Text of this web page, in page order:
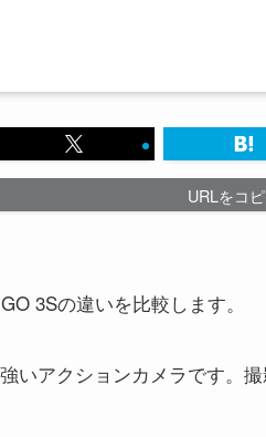
URLをコ
3Sの違いを比較します。
いアクションカメラです。